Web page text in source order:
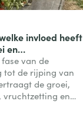
invloed heeft
en
van de
tot de rijping van
de groei,
vruchtzetting en
kan verstoren.
en er tijdens